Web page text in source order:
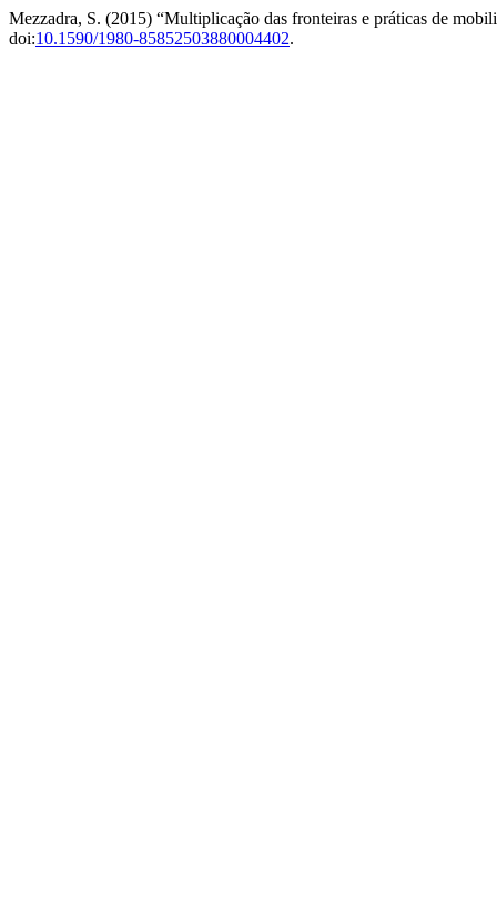
Mezzadra, S. (2015) “Multiplicação das fronteiras e práticas de
doi:10.1590/1980-85852503880004402.